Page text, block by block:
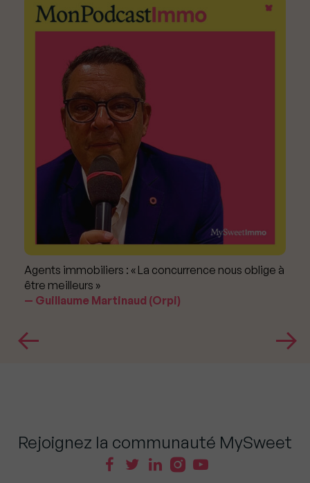
Agents immobiliers : « La concurrence nous oblige à
être meilleurs »
Guillaume Martinaud (Orpi)
Rejoignez la communauté MySweet